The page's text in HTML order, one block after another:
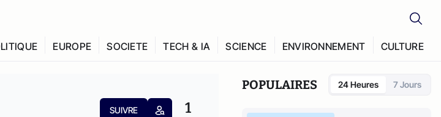
EUROPE SOCIETE TECH & IA SCIENCE ENVIRONNEMENT CULTURE
SUIVRE 1
POPULAIRES 24 Heures 7 Jours